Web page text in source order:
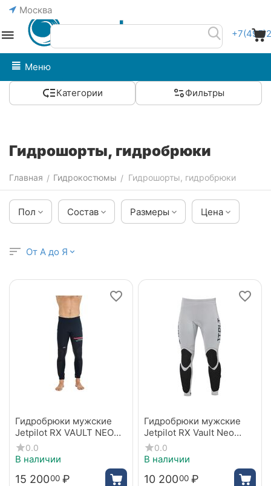
Москва
Меню
Категории Фильтры
Гидрошорты, гидробрюки
Главная / Гидрокостюмы / Гидрошорты, гидробрюки
Пол Состав Размеры Цена
От А до Я
Гидробрюки мужские
Jetpilot RX VAULT NEO
PANT BLACK/WHITE
0.0
В наличии
15 20000 ₽
Гидробрюки мужские
Jetpilot RX Vault Neo
Pants grey S24
0.0
В наличии
10 20000 ₽